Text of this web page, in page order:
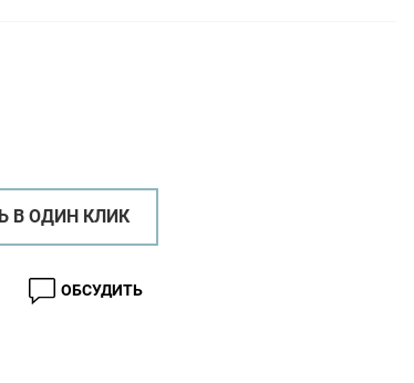
В ОДИН КЛИК
ОБСУДИТЬ